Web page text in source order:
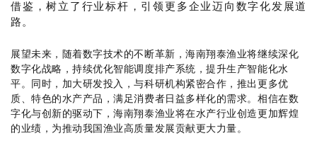
借鉴，树立了行业标杆，引领更多企业迈向数字化发展道
路。
展望未来，随着数字技术的不断革新，海南翔泰渔业将继续深化
数字化战略，持续优化智能调度排产系统，提升生产智能化水
平。同时，加大研发投入，与科研机构紧密合作，推出更多优
质、特色的水产产品，满足消费者日益多样化的需求。相信在数
字化与创新的驱动下，海南翔泰渔业将在水产行业创造更加辉煌
的业绩，为推动我国渔业高质量发展贡献更大力量。